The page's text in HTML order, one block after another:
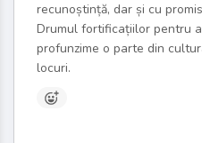
recunoștință, dar și cu
Drumul fortificațiilor pentru
profunzime o parte din
locuri.